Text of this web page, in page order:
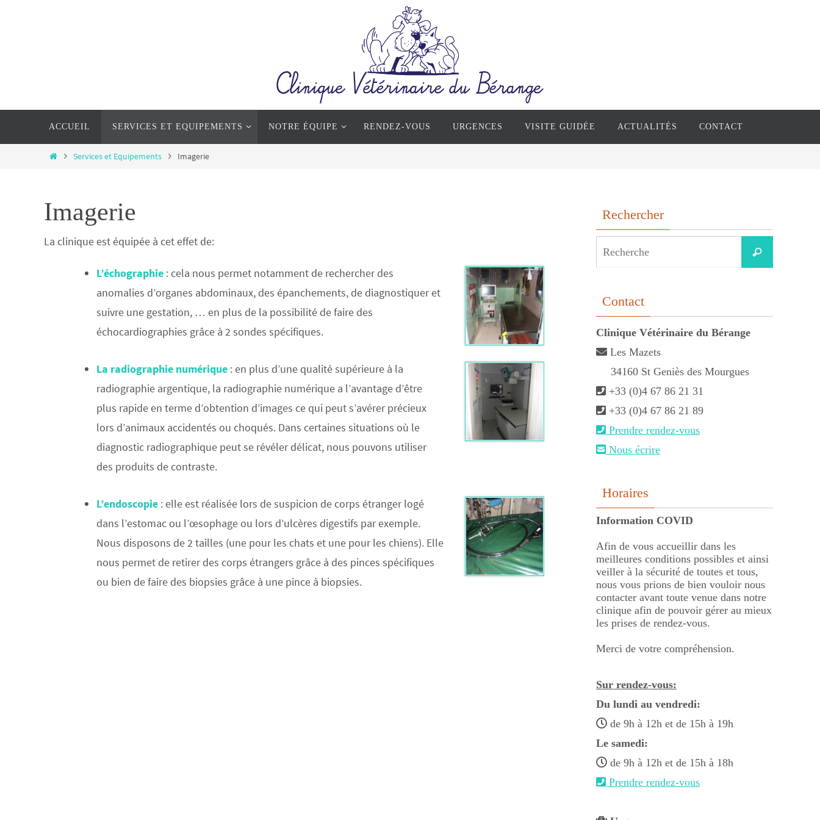
le
ACCUEIL SERVICES ET EQUIPEMENTS NOTRE ÉQUIPE RENDEZ-VOUS URGENCES VISITE GUIDÉE ACTUALITÉS CONTACT
HomeServices et Equipements Imagerie
Imagerie
La clinique est équipée à cet effet de:
L’échographie : cela nous permet notamment de rechercher des
anomalies d’organes abdominaux, des épanchements, de diagnostiquer et
suivre une gestation, … en plus de la possibilité de faire des
échocardiographies grâce à 2 sondes spécifiques.
La radiographie numérique : en plus d’une qualité supérieure à la
radiographie argentique, la radiographie numérique a l’avantage d’être
plus rapide en terme d’obtention d’images ce qui peut s’avérer précieux
lors d’animaux accidentés ou choqués. Dans certaines situations où le
diagnostic radiographique peut se révéler délicat, nous pouvons utiliser
des produits de contraste.
L’endoscopie : elle est réalisée lors de suspicion de corps étranger logé
dans l’estomac ou l’œsophage ou lors d’ulcères digestifs par exemple.
Nous disposons de 2 tailles (une pour les chats et une pour les chiens). Elle
nous permet de retirer des corps étrangers grâce à des pinces spécifiques
ou bien de faire des biopsies grâce à une pince à biopsies.
Rechercher
for:
Recherche
Contact
Clinique Vétérinaire du Bérange
Les Mazets
34160 St Geniès des Mourgues
+33 (0)4 67 86 21 31
+33 (0)4 67 86 21 89
Prendre rendez-vous
Nous écrire
Horaires
Information COVID
Afin de vous accueillir dans les
meilleures conditions possibles et ainsi
veiller à la sécurité de toutes et tous,
nous vous prions de bien vouloir nous
contacter avant toute venue dans notre
clinique afin de pouvoir gérer au mieux
les prises de rendez-vous.
Merci de votre compréhension.
Sur rendez-vous:
Du lundi au vendredi:
de 9h à 12h et de 15h à 19h
Le samedi:
de 9h à 12h et de 15h à 18h
Prendre rendez-vous